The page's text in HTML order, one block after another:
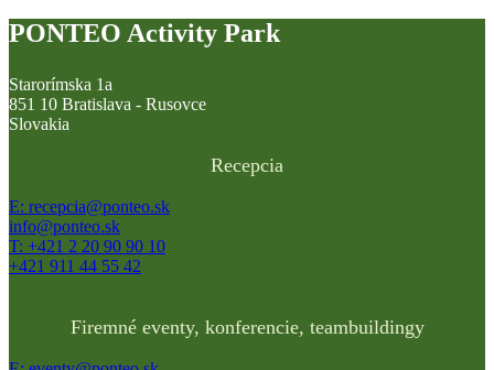
PONTEO Activity Park
Starorímska 1a
851 10 Bratislava - Rusovce
Slovakia
Recepcia
E: recepcia@ponteo.sk
info@ponteo.sk
T: +421 2 20 90 90 10
+421 911 44 55 42
Firemné eventy, konferencie, teambuildingy